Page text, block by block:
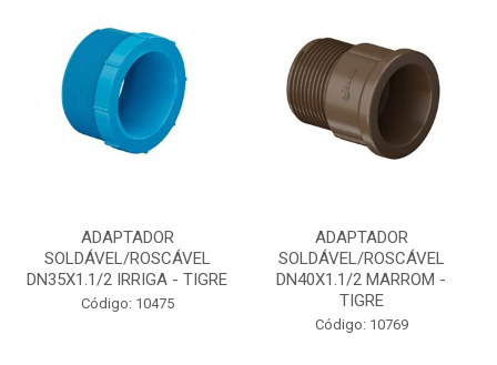
ADAPTADOR
SOLDÁVEL/ROSCÁVEL
DN35X1.1/2 IRRIGA - TIGRE
Código: 10475
ADAPTADOR
SOLDÁVEL/ROSCÁVEL
DN40X1.1/2 MARROM -
TIGRE
Código: 10769